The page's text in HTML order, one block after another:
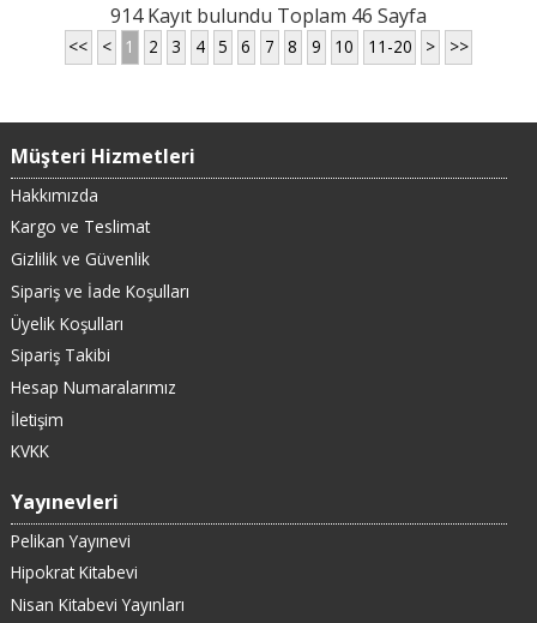
914 Kayıt bulundu Toplam 46 Sayfa
<< < 1 2 3 4 5 6 7 8 9 10 11-20 > >>
Müşteri Hizmetleri
Hakkımızda
Kargo ve Teslimat
Gizlilik ve Güvenlik
Sipariş ve İade Koşulları
Üyelik Koşulları
Sipariş Takibi
Hesap Numaralarımız
İletişim
KVKK
Yayınevleri
Pelikan Yayınevi
Hipokrat Kitabevi
Nisan Kitabevi Yayınları